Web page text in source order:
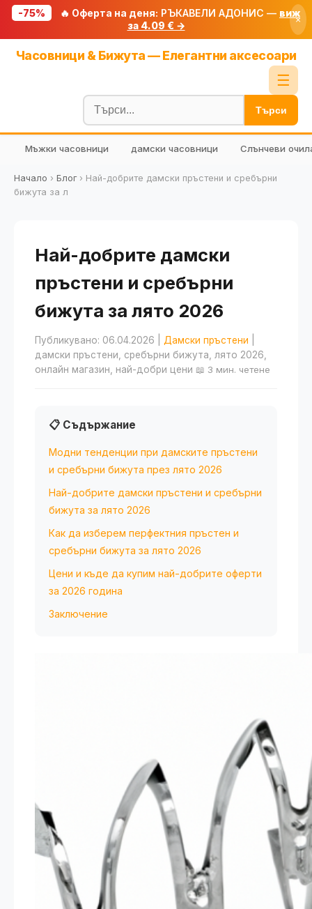
-75% 🔥 Оферта на деня: РЪКАВЕЛИ АДОНИС — виж
за 4.09 € →
×
Часовници & Бижута — Елегантни аксесоари
☰
Блог
🧮 Калкулатори
🔍 Намери продукт
🎁 Подарък
Търси
Мъжки часовници дамски часовници Слънчеви
Начало › Блог› Най-добрите дамски пръстени и сребърни
бижута за л
Най-добрите дамски
пръстени и сребърни
бижута за лято 2026
Публикувано: 06.04.2026 Дамски пръстени
дамски пръстени, сребърни бижута, лято 2026,
онлайн магазин, най-добри цени 📖 3 мин. четене
📋 Съдържание
Модни тенденции при дамските пръстени
и сребърни бижута през лято 2026
Най-добрите дамски пръстени и сребърни
бижута за лято 2026
Как да изберем перфектния пръстен и
сребърни бижута за лято 2026
Цени и къде да купим най-добрите оферти
за 2026 година
Заключение